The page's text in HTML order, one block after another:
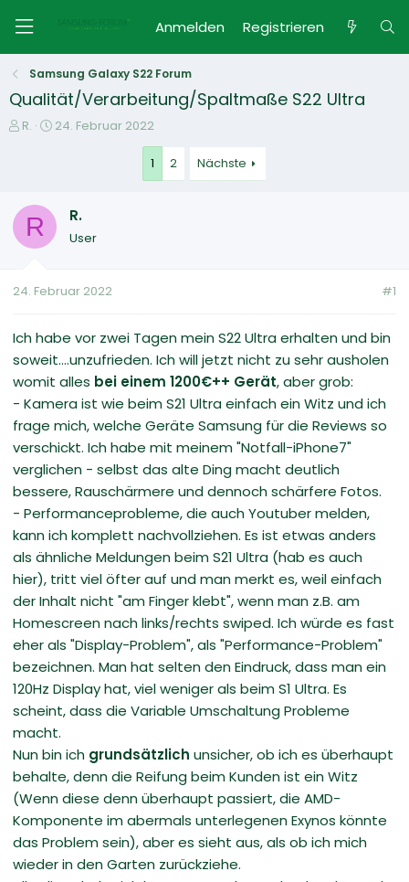
Anmelden Registrieren
Samsung Galaxy S22 Forum
Qualität/Verarbeitung/Spaltmaße S22 Ultra
E
e
R.
E
l
l
m
24. Februar 2022
1 2 Nächste
R R.
User
24. Februar 2022 #1
Ich habe vor zwei Tagen mein S22 Ultra erhalten und bin
soweit....unzufrieden. Ich will jetzt nicht zu sehr ausholen
womit alles bei einem 1200€++ Gerät, aber grob:
- Kamera ist wie beim S21 Ultra einfach ein Witz und ich
frage mich, welche Geräte Samsung für die Reviews so
verschickt. Ich habe mit meinem "Notfall-iPhone7"
verglichen - selbst das alte Ding macht deutlich
bessere, Rauschärmere und dennoch schärfere Fotos.
- Performanceprobleme, die auch Youtuber melden,
kann ich komplett nachvollziehen. Es ist etwas anders
als ähnliche Meldungen beim S21 Ultra (hab es auch
hier), tritt viel öfter auf und man merkt es, weil einfach
der Inhalt nicht "am Finger klebt", wenn man z.B. am
Homescreen nach links/rechts swiped. Ich würde es fast
eher als "Display-Problem", als "Performance-Problem"
bezeichnen. Man hat selten den Eindruck, dass man ein
120Hz Display hat, viel weniger als beim S1 Ultra. Es
scheint, dass die Variable Umschaltung Probleme
macht.
Nun bin ich grundsätzlich unsicher, ob ich es überhaupt
behalte, denn die Reifung beim Kunden ist ein Witz
(Wenn diese denn überhaupt passiert, die AMD-
Komponente im abermals unterlegenen Exynos könnte
das Problem sein), aber es sieht aus, als ob ich mich
wieder in den Garten zurückziehe.